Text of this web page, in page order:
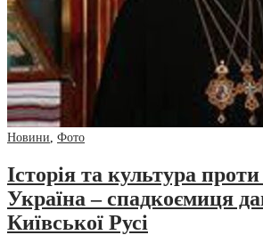
Новини Фото
Історія та культура проти
Україна – спадкоємиця
Київської Русі